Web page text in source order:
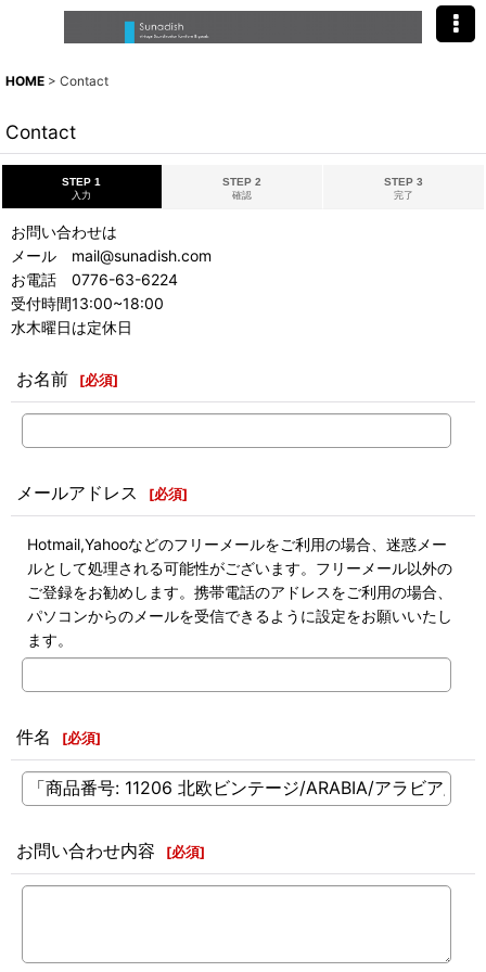
HOME > Contact
Contact
STEP 1
入力
STEP 2
確認
STEP 3
完了
お問い合わせは
メール mail@sunadish.com
お電話 0776-63-6224
受付時間13:00~18:00
水木曜日は定休日
お名前 [必須]
メールアドレス [必須]
Hotmail,Yahooなどのフリーメールをご利用の場合、迷惑メー
ルとして処理される可能性がございます。フリーメール以外の
ご登録をお勧めします。携帯電話のアドレスをご利用の場合、
パソコンからのメールを受信できるように設定をお願いいたし
ます。
件名 [必須]
お問い合わせ内容 [必須]